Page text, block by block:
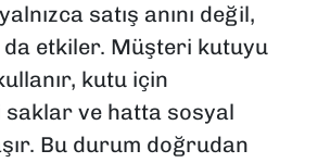
satış anını değil,
da etkiler. Müşteri kutuyu
kutu için
ve hatta sosyal
Bu durum doğrudan